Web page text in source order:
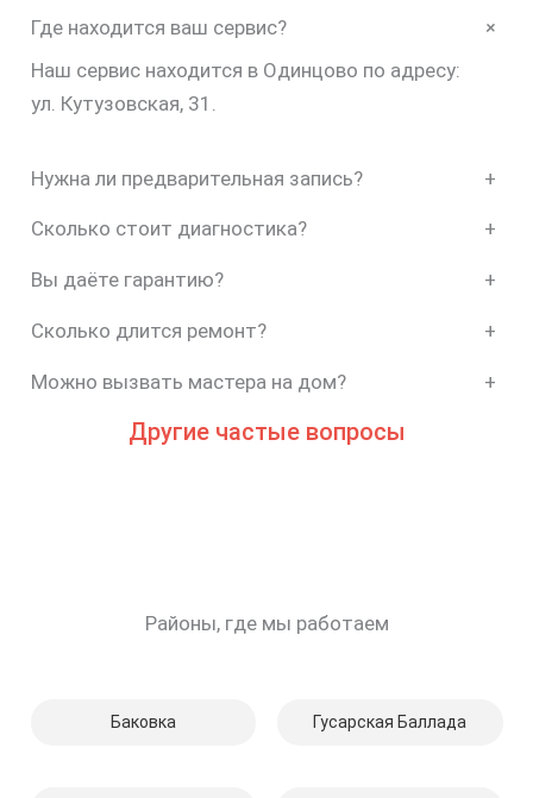
Где находится ваш сервис?
+
Наш сервис находится в Одинцово по адресу:
ул. Кутузовская, 31.
Нужна ли предварительная запись? +
Сколько стоит диагностика? +
Вы даёте гарантию? +
Сколько длится ремонт? +
Можно вызвать мастера на дом? +
Другие частые вопросы
Районы, где мы работаем
Баковка Гусарская Баллада